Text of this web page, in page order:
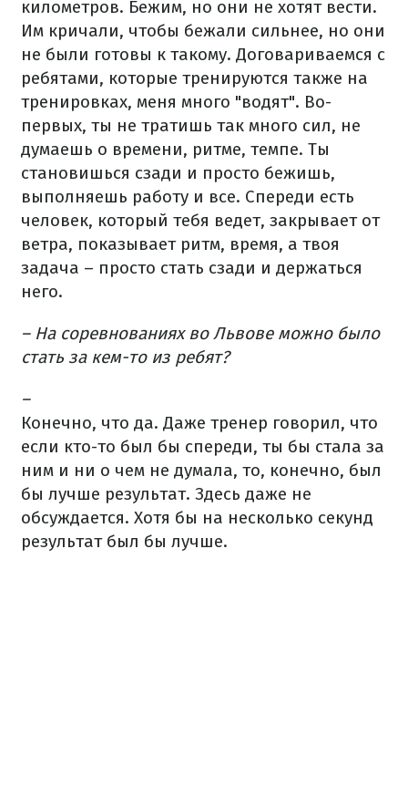
километров. Бежим, но они не хотят вести.
Им кричали, чтобы бежали сильнее, но они
не были готовы к такому. Договариваемся с
ребятами, которые тренируются также на
тренировках, меня много "водят". Во-
первых, ты не тратишь так много сил, не
думаешь о времени, ритме, темпе. Ты
становишься сзади и просто бежишь,
выполняешь работу и все. Спереди есть
человек, который тебя ведет, закрывает от
ветра, показывает ритм, время, а твоя
задача – просто стать сзади и держаться
него.
– На соревнованиях во Львове можно было
стать за кем-то из ребят?
–
Конечно, что да. Даже тренер говорил, что
если кто-то был бы спереди, ты бы стала за
ним и ни о чем не думала, то, конечно, был
бы лучше результат. Здесь даже не
обсуждается. Хотя бы на несколько секунд
результат был бы лучше.